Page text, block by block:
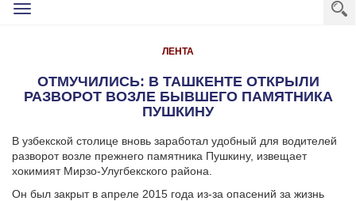
Toggle
ЛЕНТА
ОТМУЧИЛИСЬ: В ТАШКЕНТЕ ОТКРЫЛИ
РАЗВОРОТ ВОЗЛЕ БЫВШЕГО ПАМЯТНИКА
ПУШКИНУ
В узбекской столице вновь заработал удобный для водителей
разворот возле прежнего памятника Пушкину, извещает
хокимият Мирзо-Улугбекского района.
Он был закрыт в апреле 2015 года из-за опасений за жизнь